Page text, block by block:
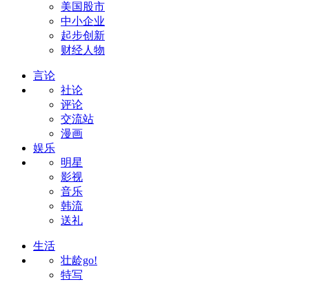
美国股市
中小企业
起步创新
财经人物
言论
社论
评论
交流站
漫画
娱乐
明星
影视
音乐
韩流
送礼
生活
壮龄go!
特写